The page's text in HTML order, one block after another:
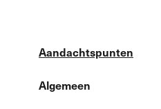
Aandachtspunten
Algemeen